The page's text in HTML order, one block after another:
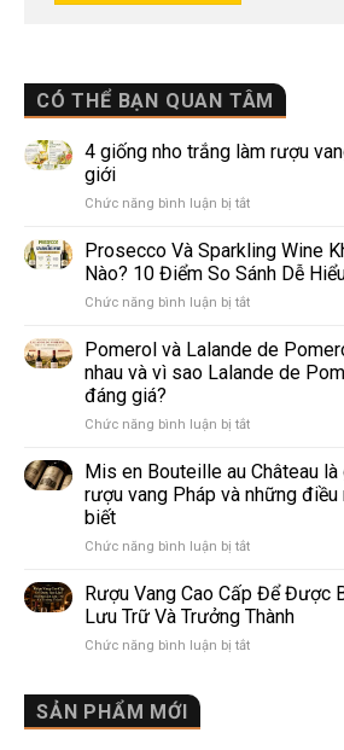
CÓ THỂ BẠN QUAN TÂM
4 giống nho trắng làm rượu
giới
Chức năng bình luận bị tắtở
giống
nho
trắng
làm
vang
phổ
thế
Prosecco Và Sparkling Wine
Nào? 10 Điểm So Sánh Dễ
Chức năng bình luận bị tắtở
Và
Sparkling
Wine
Nhau
Thế
Nào?
10
So
Dễ
Hiểu
Người
Pomerol và Lalande de
nhau và vì sao Lalande de
đáng giá?
Chức năng bình luận bị tắtở
và
Lalande
de
Điểm
khác
nhau
và
vì
Mis en Bouteille au Château là
rượu vang Pháp và những
biết
Chức năng bình luận bị tắtở
en
Bouteille
au
Château
Rượu Vang Cao Cấp Để Được
Lưu Trữ Và Trưởng Thành
Chức năng bình luận bị tắtở
SẢN PHẨM MỚI